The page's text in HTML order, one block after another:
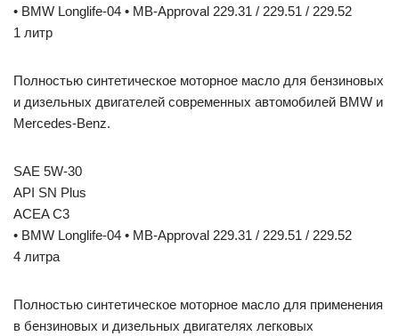
• BMW Longlife-04 • MB-Approval 229.31 / 229.51 / 229.52
1 литр
Полностью синтетическое моторное масло для бензиновых
и дизельных двигателей современных автомобилей BMW и
Mercedes-Benz.
SAE 5W-30
API SN Plus
ACEA C3
• BMW Longlife-04 • MB-Approval 229.31 / 229.51 / 229.52
4 литра
Полностью синтетическое моторное масло для применения
в бензиновых и дизельных двигателях легковых